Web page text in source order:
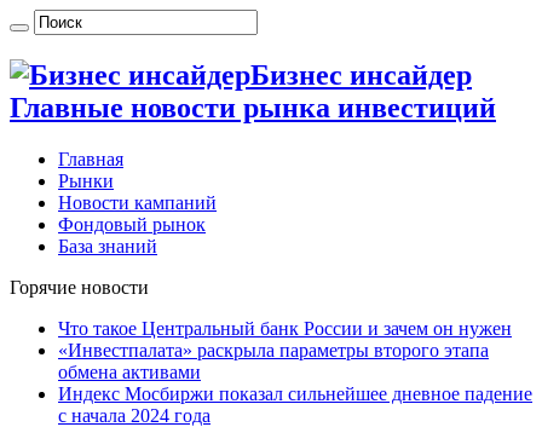
Бизнес инсайдер
Главные новости рынка инвестиций
Главная
Рынки
Новости кампаний
Фондовый рынок
База знаний
Горячие новости
Что такое Центральный банк России и зачем он нужен
«Инвестпалата» раскрыла параметры второго этапа
обмена активами
Индекс Мосбиржи показал сильнейшее дневное падение
с начала 2024 года